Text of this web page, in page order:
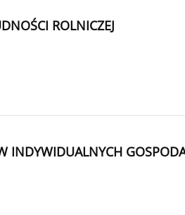
ROLNICZEJ
INDYWIDUALNYCH